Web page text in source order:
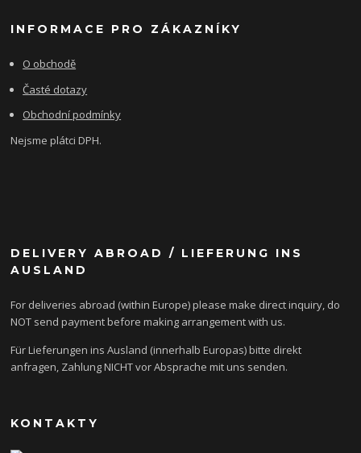
INFORMACE PRO ZÁKAZNÍKY
O obchodě
Časté dotazy
Obchodní podmínky
Nejsme plátci DPH.
DELIVERY ABROAD / LIEFERUNG INS
AUSLAND
For deliveries abroad (within Europe) please make direct inquiry, do
NOT send payment before making arrangement with us.
Für Lieferungen ins Ausland (innerhalb Europas) bitte direkt
anfragen, Zahlung NICHT vor Absprache mit uns senden.
KONTAKTY